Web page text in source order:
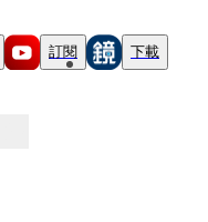
訂閱 下載